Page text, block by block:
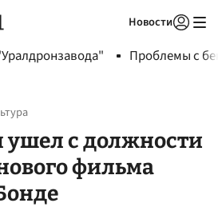
Новости
Проблемы с
с должности
фильма